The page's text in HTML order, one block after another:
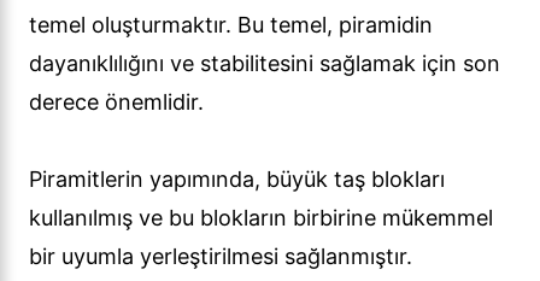
temel oluşturmaktır. Bu temel, piramidin
dayanıklılığını ve stabilitesini sağlamak için son
derece önemlidir.
Piramitlerin yapımında, büyük taş blokları
kullanılmış ve bu blokların birbirine mükemmel
bir uyumla yerleştirilmesi sağlanmıştır.